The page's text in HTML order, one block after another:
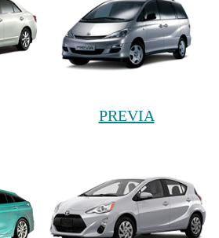
PREVIA